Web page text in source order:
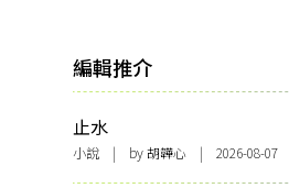
編輯推介
止水
小說 | by 胡韡心 | 2026-08-07